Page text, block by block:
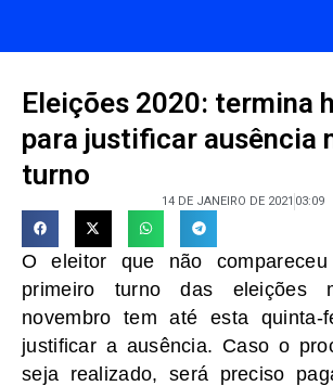
Eleições 2020: termina
para justificar ausência
turno
14 DE JANEIRO DE 2021 03:09
O eleitor que não
primeiro turno das eleições
novembro tem até esta quinta-
justificar a ausência. Caso o
seja realizado, será preciso